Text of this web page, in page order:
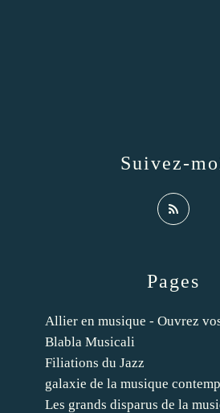
Pages
Allier en musique - Ouvrez
Blabla Musicali
Filiations du Jazz
galaxie de la musique
Les grands disparus de la
Suivez-